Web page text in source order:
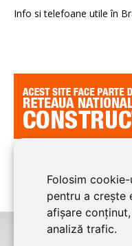
Folosim
pentru a crește
afișare
analiză trafic.
Info si telefoane utile în